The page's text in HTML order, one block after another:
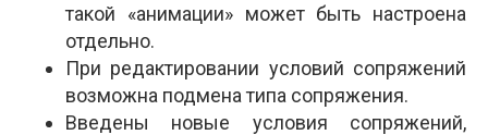
такой «анимации» может быть настроена
отдельно.
При редактировании условий сопряжений
возможна подмена типа сопряжения.
Введены новые условия сопряжений,